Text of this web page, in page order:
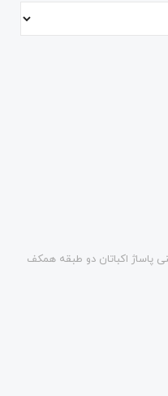
پاساژ اکباتان دو طبقه همکف